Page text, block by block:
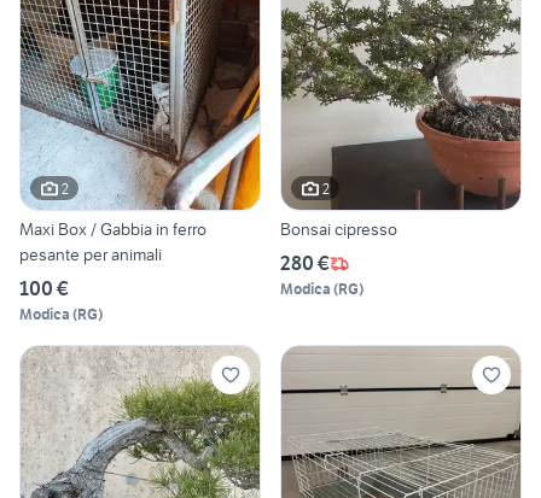
2
Maxi Box / Gabbia in ferro
pesante per animali
100 €
Modica (RG)
2
Bonsai cipresso
280 €
Modica (RG)